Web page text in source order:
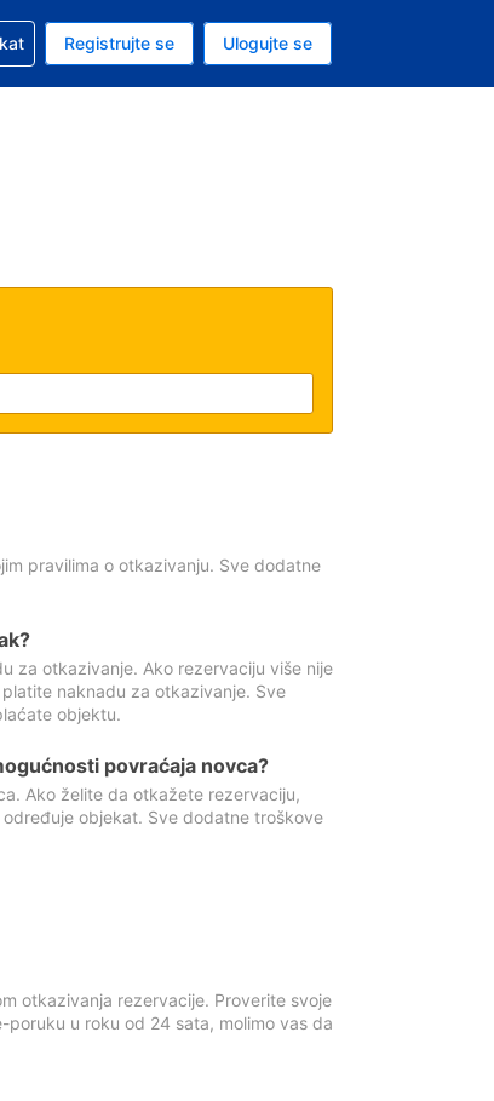
je Srpskom
sa rezervacijom
Registrujte se Ulogujte se
pravilima o otkazivanju. Sve dodatne
za otkazivanje. Ako rezervaciju više nije
naknadu za otkazivanje. Sve
objektu.
povraćaja novca?
Ako želite da otkažete rezervaciju,
objekat. Sve dodatne troškove
otkazivanja rezervacije. Proverite svoje
u roku od 24 sata, molimo vas da